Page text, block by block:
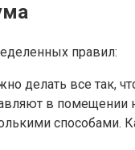
правил:
делать все так,
в помещении
способами.